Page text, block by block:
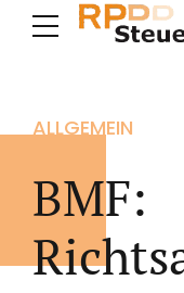
ALLGEMEIN
BMF: